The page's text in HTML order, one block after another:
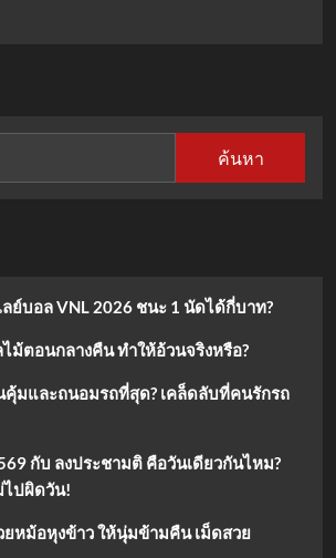
ค้นหา
ลย์บอล VNL 2026 ชนะ 1 นัดได้กี่บาท?
ม้ตอนกลางคืน ทำให้อ้วนจริงหรือ?
มและถนอมรถที่สุด? เคล็ดลับที่คนรักรถ
กับ ลงประชามติ คือวันเดียวกันไหม?
ปผิดวัน!
ยหม้อหุงข้าว ให้นุ่มข้ามคืน เม็ดสวย